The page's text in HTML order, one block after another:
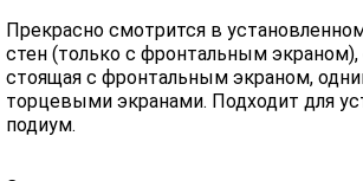
Прекрасно смотрится в
стен (только с фронтальным экраном),
стоящая с фронтальным экраном,
торцевыми экранами. Подходит для
подиум.